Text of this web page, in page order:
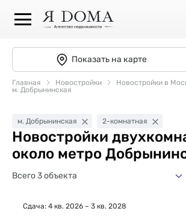
Показать на карте
Главная Новостройки
Новостройки в
м. Добрынинская
м. Добрынинская 2-комнатная
Новостройки
около метро
Всего 3 объекта
Сдача: 4 кв. 2026 – 3 кв. 2028